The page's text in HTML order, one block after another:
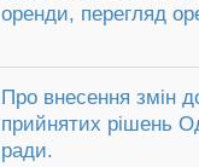
оренди, перегляд
Про внесення змін
прийнятих рішень
ради.